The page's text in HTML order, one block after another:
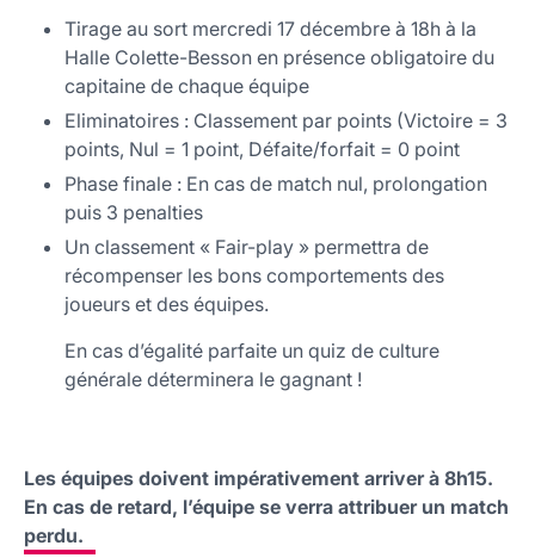
Tirage au sort mercredi 17 décembre à 18h à la
Halle Colette-Besson en présence obligatoire du
capitaine de chaque équipe
Eliminatoires : Classement par points (Victoire = 3
points, Nul = 1 point, Défaite/forfait = 0 point
Phase finale : En cas de match nul, prolongation
puis 3 penalties
Un classement « Fair-play » permettra de
récompenser les bons comportements des
joueurs et des équipes.
En cas d’égalité parfaite un quiz de culture
générale déterminera le gagnant !
Les équipes doivent impérativement arriver à 8h15.
En cas de retard, l’équipe se verra attribuer un match
perdu.